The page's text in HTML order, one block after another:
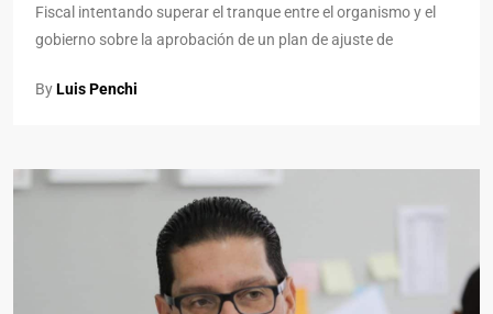
Fiscal intentando superar el tranque entre el organismo y el
gobierno sobre la aprobación de un plan de ajuste de
ByLuis Penchi